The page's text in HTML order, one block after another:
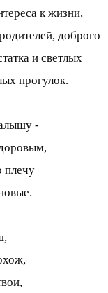
к жизни,
доброго
и светлых
прогулок.
-
плечу